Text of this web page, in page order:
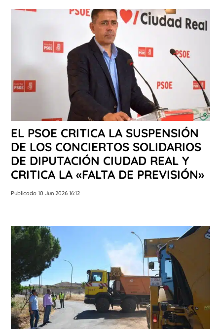
EL PSOE CRITICA LA SUSPENSIÓN
DE LOS CONCIERTOS SOLIDARIOS
DE DIPUTACIÓN CIUDAD REAL Y
CRITICA LA «FALTA DE PREVISIÓN»
Publicado 10 Jun 2026 16:12